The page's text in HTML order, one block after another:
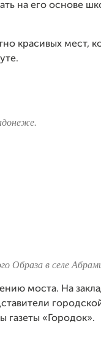
на его основе
красивых мест,
Образа в селе
моста. На
газеты «Городок».